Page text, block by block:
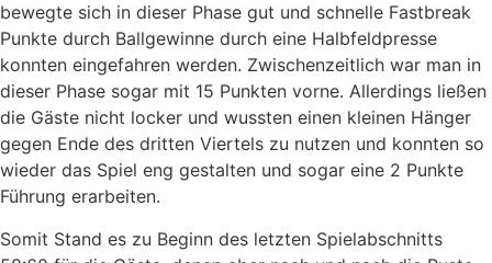
bewegte sich in dieser Phase gut und schnelle Fastbreak
Punkte durch Ballgewinne durch eine Halbfeldpresse
konnten eingefahren werden. Zwischenzeitlich war man in
dieser Phase sogar mit 15 Punkten vorne. Allerdings ließen
die Gäste nicht locker und wussten einen kleinen Hänger
gegen Ende des dritten Viertels zu nutzen und konnten so
wieder das Spiel eng gestalten und sogar eine 2 Punkte
Führung erarbeiten.
Somit Stand es zu Beginn des letzten Spielabschnitts